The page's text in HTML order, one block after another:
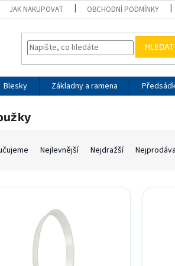
JAK NAKUPOVAT OBCHODNÍ PODMÍNKY
HLEDAT
Blesky Základny a ramena
Nejlevnější Nejdražší